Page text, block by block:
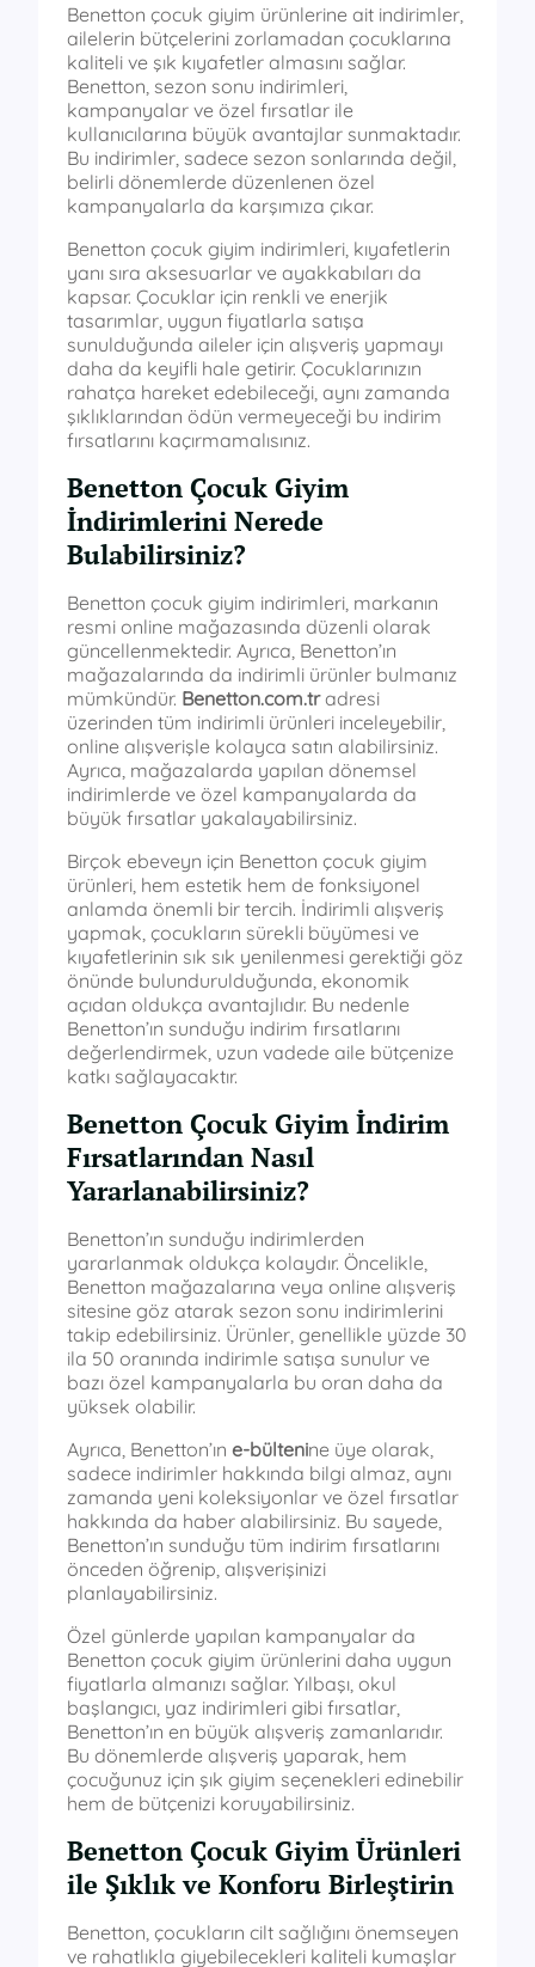
Benetton çocuk giyim ürünlerine ait indirimler,
ailelerin bütçelerini zorlamadan çocuklarına
kaliteli ve şık kıyafetler almasını sağlar.
Benetton, sezon sonu indirimleri,
kampanyalar ve özel fırsatlar ile
kullanıcılarına büyük avantajlar sunmaktadır.
Bu indirimler, sadece sezon sonlarında değil,
belirli dönemlerde düzenlenen özel
kampanyalarla da karşımıza çıkar.
Benetton çocuk giyim indirimleri, kıyafetlerin
yanı sıra aksesuarlar ve ayakkabıları da
kapsar. Çocuklar için renkli ve enerjik
tasarımlar, uygun fiyatlarla satışa
sunulduğunda aileler için alışveriş yapmayı
daha da keyifli hale getirir. Çocuklarınızın
rahatça hareket edebileceği, aynı zamanda
şıklıklarından ödün vermeyeceği bu indirim
fırsatlarını kaçırmamalısınız.
Benetton Çocuk Giyim
İndirimlerini Nerede
Bulabilirsiniz?
Benetton çocuk giyim indirimleri, markanın
resmi online mağazasında düzenli olarak
güncellenmektedir. Ayrıca, Benetton’ın
mağazalarında da indirimli ürünler bulmanız
mümkündür. Benetton.com.tradresi
üzerinden tüm indirimli ürünleri inceleyebilir,
online alışverişle kolayca satın alabilirsiniz.
Ayrıca, mağazalarda yapılan dönemsel
indirimlerde ve özel kampanyalarda da
büyük fırsatlar yakalayabilirsiniz.
Birçok ebeveyn için Benetton çocuk giyim
ürünleri, hem estetik hem de fonksiyonel
anlamda önemli bir tercih. İndirimli alışveriş
yapmak, çocukların sürekli büyümesi ve
kıyafetlerinin sık sık yenilenmesi gerektiği göz
önünde bulundurulduğunda, ekonomik
açıdan oldukça avantajlıdır. Bu nedenle
Benetton’ın sunduğu indirim fırsatlarını
değerlendirmek, uzun vadede aile bütçenize
katkı sağlayacaktır.
Benetton Çocuk Giyim İndirim
Fırsatlarından Nasıl
Yararlanabilirsiniz?
Benetton’ın sunduğu indirimlerden
yararlanmak oldukça kolaydır. Öncelikle,
Benetton mağazalarına veya online alışveriş
sitesine göz atarak sezon sonu indirimlerini
takip edebilirsiniz. Ürünler, genellikle yüzde 30
ila 50 oranında indirimle satışa sunulur ve
bazı özel kampanyalarla bu oran daha da
yüksek olabilir.
Ayrıca, Benetton’ın e-bültenine üye olarak,
sadece indirimler hakkında bilgi almaz, aynı
zamanda yeni koleksiyonlar ve özel fırsatlar
hakkında da haber alabilirsiniz. Bu sayede,
Benetton’ın sunduğu tüm indirim fırsatlarını
önceden öğrenip, alışverişinizi
planlayabilirsiniz.
Özel günlerde yapılan kampanyalar da
Benetton çocuk giyim ürünlerini daha uygun
fiyatlarla almanızı sağlar. Yılbaşı, okul
başlangıcı, yaz indirimleri gibi fırsatlar,
Benetton’ın en büyük alışveriş zamanlarıdır.
Bu dönemlerde alışveriş yaparak, hem
çocuğunuz için şık giyim seçenekleri edinebilir
hem de bütçenizi koruyabilirsiniz.
Benetton Çocuk Giyim Ürünleri
ile Şıklık ve Konforu Birleştirin
Benetton, çocukların cilt sağlığını önemseyen
ve rahatlıkla giyebilecekleri kaliteli kumaşlar